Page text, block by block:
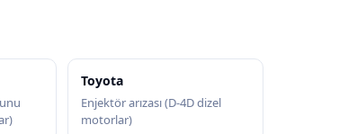
Toyota
Enjektör arızası (D-4D dizel
motorlar)